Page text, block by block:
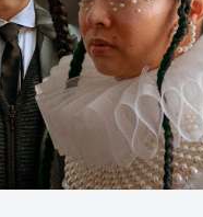
Salle de presse
Opportunités de carrière
Investisseur
Publicité
Mentions légales
Nous contacter